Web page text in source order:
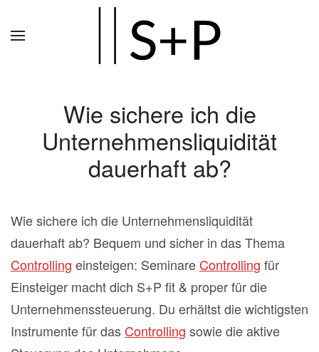
Wie sichere ich die
Unternehmensliquidität
dauerhaft ab?
Wie sichere ich die Unternehmensliquidität
dauerhaft ab? Bequem und sicher in das Thema
Controlling einsteigen: Seminare Controlling für
Einsteiger macht dich S+P fit & proper für die
Unternehmenssteuerung. Du erhältst die wichtigsten
Instrumente für das Controlling sowie die aktive